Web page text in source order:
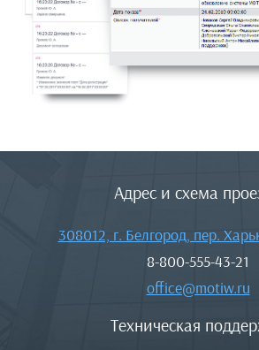
Адрес и схема
308012, г. Белгород, пер.
8-800-555-43-21
office@motiw.ru
Техническая